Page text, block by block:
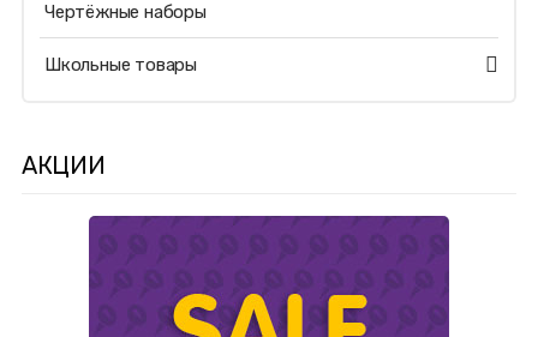
Чертёжные наборы
Школьные товары
АКЦИИ